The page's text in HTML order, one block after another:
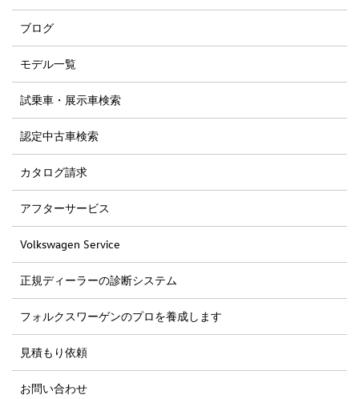
ブログ
モデル一覧
試乗車・展示車検索
認定中古車検索
カタログ請求
アフターサービス
Volkswagen Service
正規ディーラーの診断システム
フォルクスワーゲンのプロを養成します
見積もり依頼
お問い合わせ